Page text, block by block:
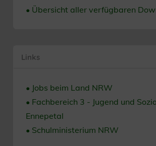
• Übersicht aller verfügbaren
Links
• Jobs beim Land NRW
• Fachbereich 3 - Jugend und
Ennepetal
• Schulministerium NRW